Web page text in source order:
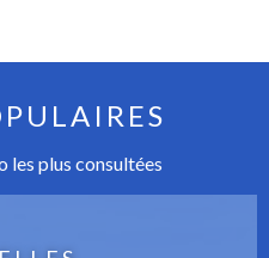
les plus consultées